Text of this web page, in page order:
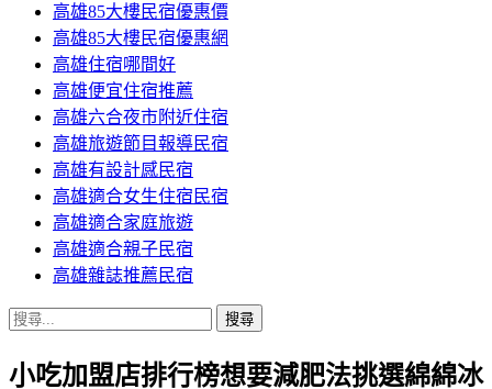
高雄85大樓民宿優惠價
高雄85大樓民宿優惠網
高雄住宿哪間好
高雄便宜住宿推薦
高雄六合夜市附近住宿
高雄旅遊節目報導民宿
高雄有設計感民宿
高雄適合女生住宿民宿
高雄適合家庭旅遊
高雄適合親子民宿
高雄雜誌推薦民宿
搜
關
小吃加盟店排行榜想要減肥法挑選綿綿冰